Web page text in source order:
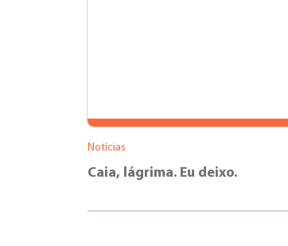
Notícias
Caia, lágrima. Eu deixo.